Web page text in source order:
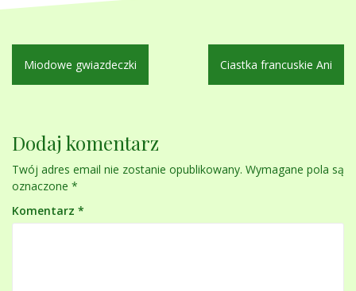
Nawigacja
wpisu
Miodowe gwiazdeczki Ciastka francuskie Ani
Dodaj komentarz
Twój adres email nie zostanie opublikowany. Wymagane pola są
oznaczone *
Komentarz *